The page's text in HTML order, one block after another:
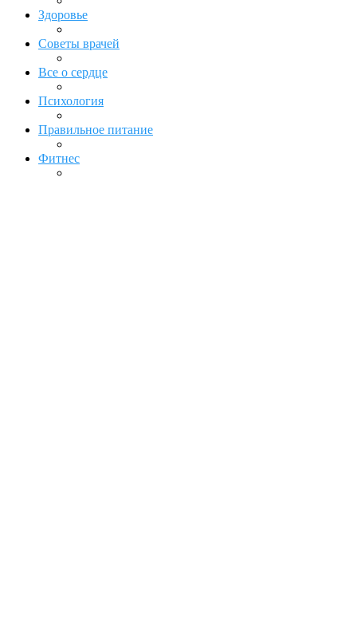
Здоровье
Советы врачей
Все о сердце
Психология
Правильное питание
Фитнес